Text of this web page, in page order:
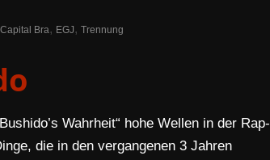
Capital Bra, EGJ, Trennung
Wahrheit“ hohe Wellen in der Rap-
die in den vergangenen 3 Jahren